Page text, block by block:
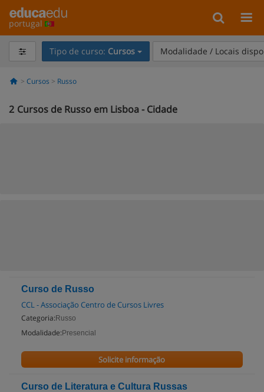
portugal
Tipo de curso: Cursos Modalidade / Locais
Cursos Russo
2 Cursos de Russo em Lisboa - Cidade
Curso de Russo
CCL - Associação Centro de Cursos Livres
Categoria: Russo
Modalidade: Presencial
Solicite informação
Curso de Literatura e Cultura Russas